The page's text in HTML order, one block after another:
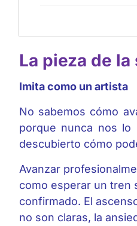
La pieza de la
Imita como un artista
No sabemos cómo
porque nunca nos lo
descubierto cómo
Avanzar
como esperar un tren
confirmado. El
no son claras, la